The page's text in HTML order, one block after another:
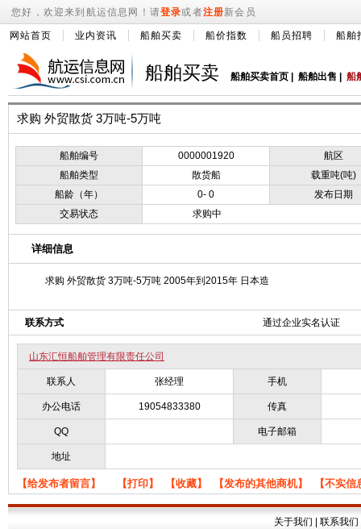
您好，欢迎来到航运信息网！请登录或者注册新会员
网站首页 业内资讯 船舶买卖 船价指数 船员招聘 船舶
船舶买卖 船舶买卖首页 船舶出售 船
求购 外贸散货 3万吨-5万吨
船舶编号 0000001920
航区
船舶类型
散货船
载重吨(吨)
船龄（年）
0- 0
发布日期
交易状态
求购中
详细信息
求购 外贸散货 3万吨-5万吨 2005年到2015年 日本造
联系方式 通过企业实名认证
山东汇恒船舶管理有限责任公司
联系人 张经理 手机
办公电话 19054833380 传真
QQ 电子邮箱
地址
【给发布者留言】 【打印】 【收藏】 【发布的其他商机】 【不实
关于我们 联系我们